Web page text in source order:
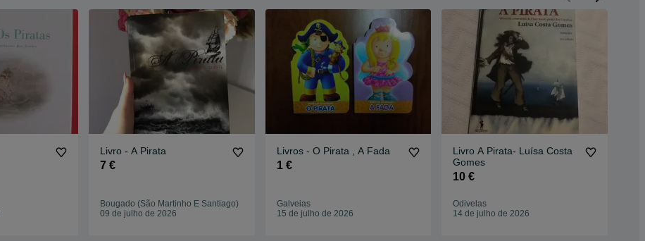
Livro - A Pirata
7 €
Bougado (São Martinho E Santiago)
09 de julho de 2026
Livros - O Pirata , A Fada
1 €
Galveias
15 de julho de 2026
Livro A Pirata- Luísa Costa
Gomes
10 €
Odivelas
14 de julho de 2026